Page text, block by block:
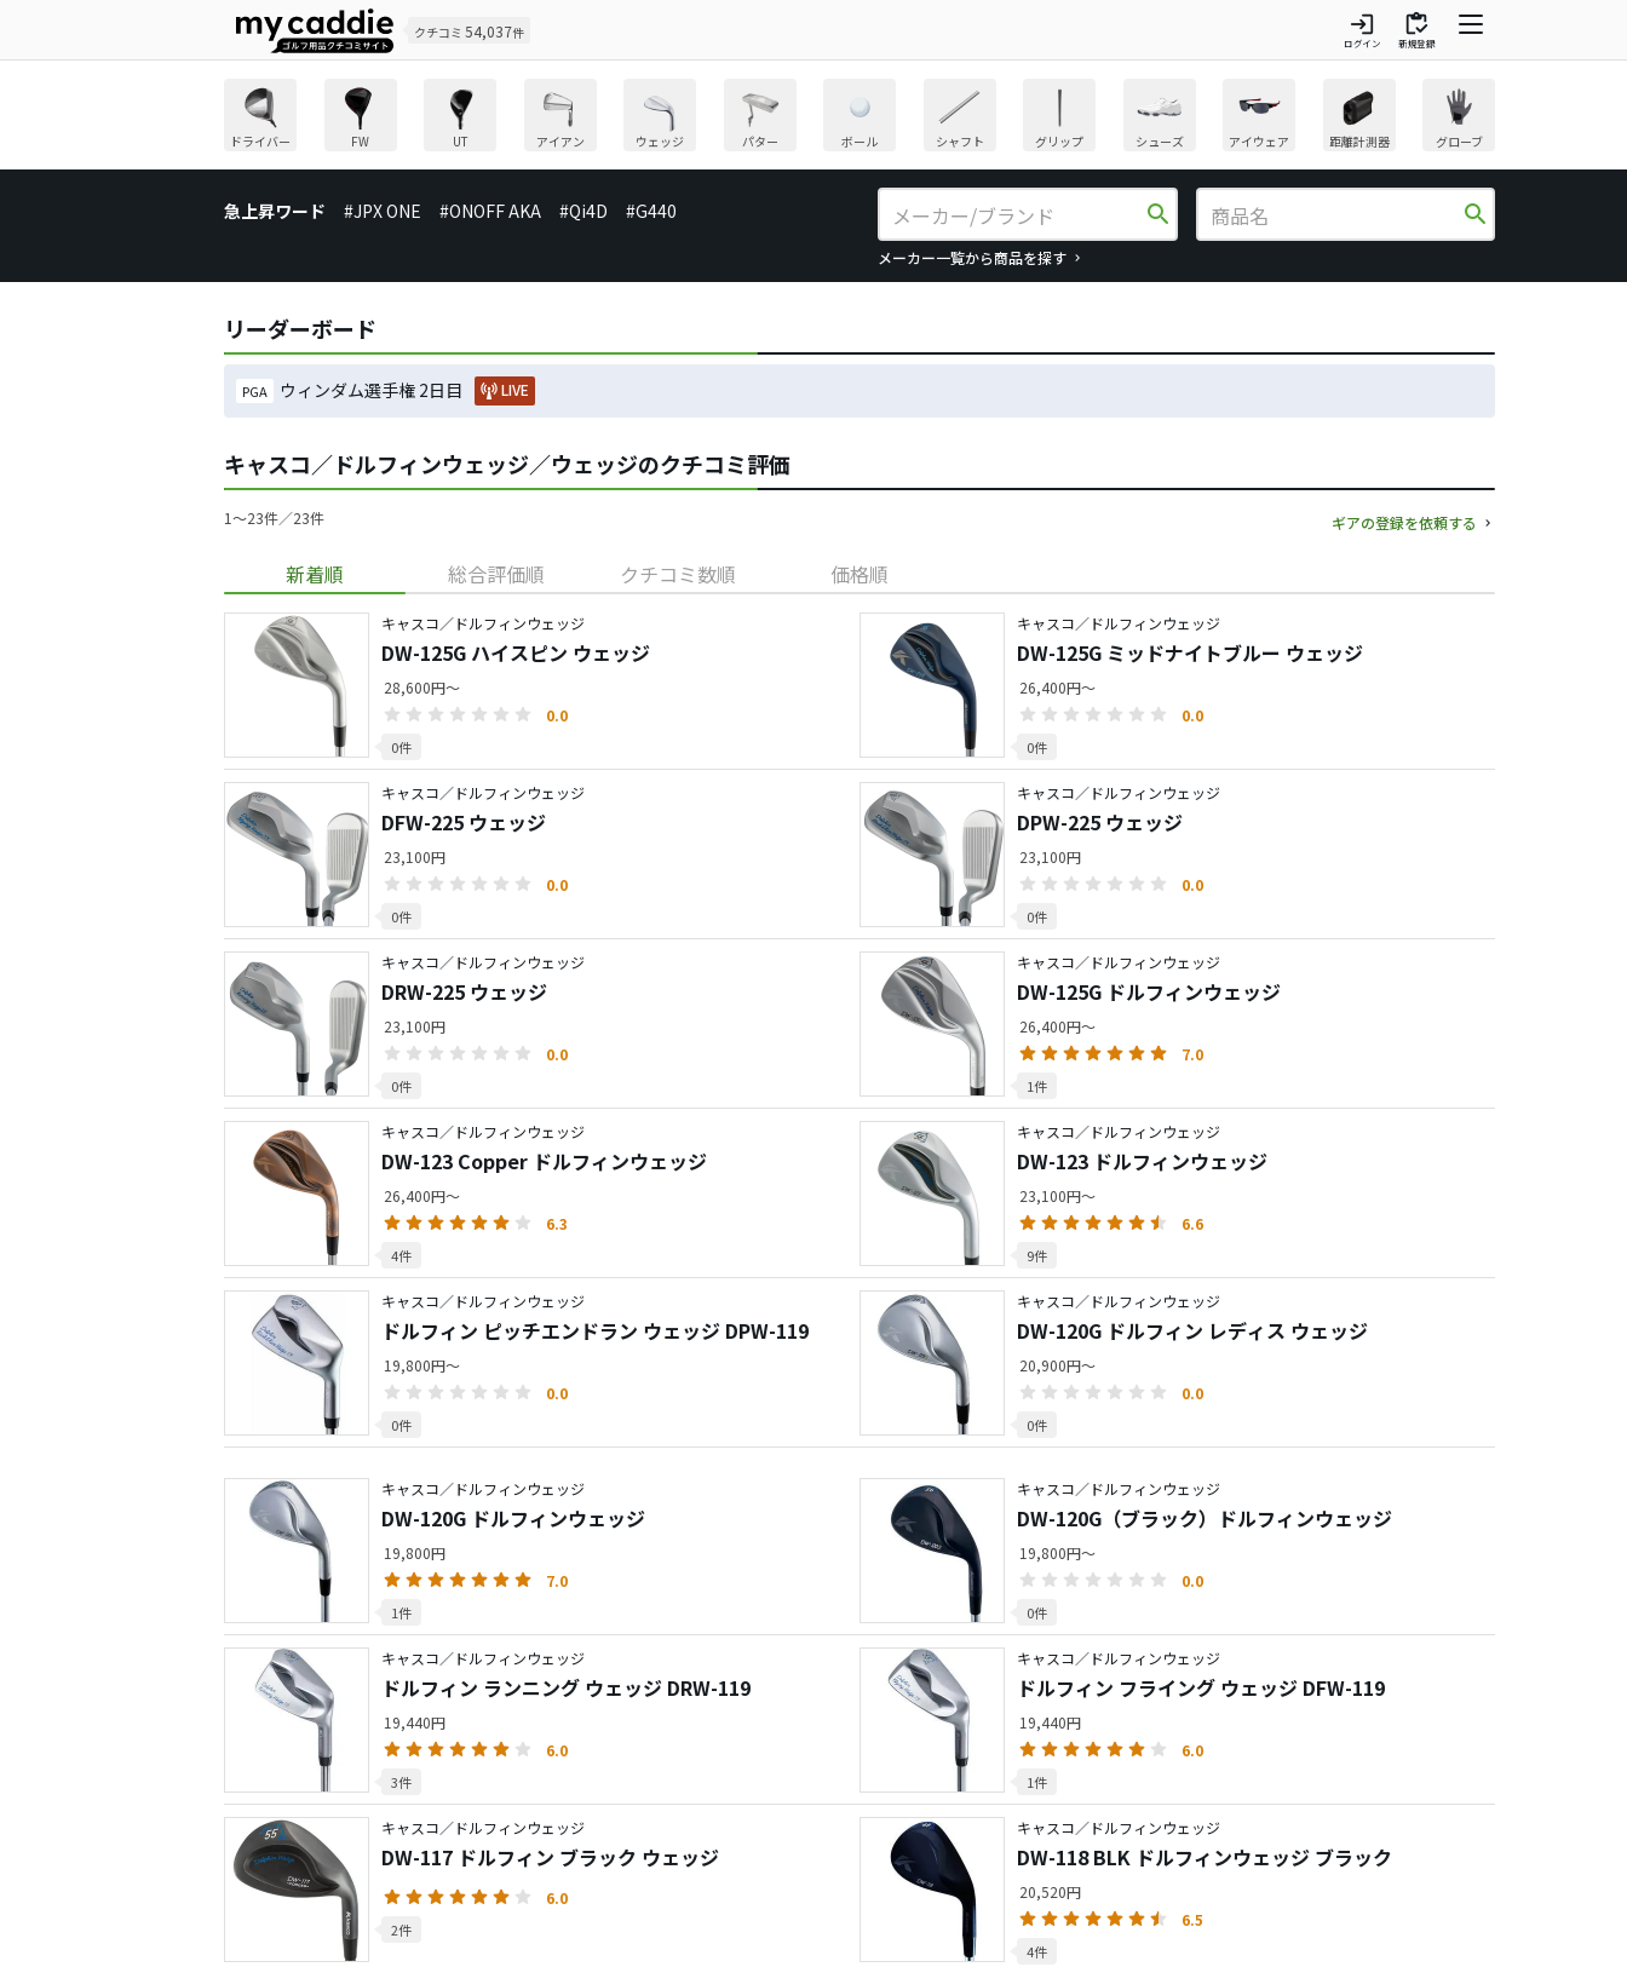
クチコミ 54,037件 login
ログイン
inventory
新規登録
ドライバー FW UT アイアン ウェッジ パター ボール シャフト グリップ シューズ アイウェア 距離計測器 グローブ
急上昇ワード #JPX ONE #ONOFF AKA #Qi4D #G440 search
メーカー一覧から商品を探す
search
リーダーボード
PGA ウィンダム選手権 2日目 LIVE
キャスコ／ドルフィンウェッジ／ウェッジのクチコミ評価
1〜23件／23件 ギアの登録を依頼する
新着順 総合評価順 クチコミ数順 価格順
キャスコ／ドルフィンウェッジ
DW-125G ハイスピン ウェッジ
28,600円～
0.0
0件
キャスコ／ドルフィンウェッジ
DW-125G ミッドナイトブルー ウェッジ
26,400円～
0.0
0件
キャスコ／ドルフィンウェッジ
DFW-225 ウェッジ
23,100円
0.0
0件
キャスコ／ドルフィンウェッジ
DPW-225 ウェッジ
23,100円
0.0
0件
キャスコ／ドルフィンウェッジ
DRW-225 ウェッジ
23,100円
0.0
0件
キャスコ／ドルフィンウェッジ
DW-125G ドルフィンウェッジ
26,400円～
7.0
1件
キャスコ／ドルフィンウェッジ
DW-123 Copper ドルフィンウェッジ
26,400円～
6.3
4件
キャスコ／ドルフィンウェッジ
DW-123 ドルフィンウェッジ
23,100円～
6.6
9件
キャスコ／ドルフィンウェッジ
ドルフィン ピッチエンドラン ウェッジ DPW-119
19,800円～
0.0
0件
キャスコ／ドルフィンウェッジ
DW-120G ドルフィン レディス ウェッジ
20,900円～
0.0
0件
キャスコ／ドルフィンウェッジ
DW-120G ドルフィンウェッジ
19,800円
7.0
1件
キャスコ／ドルフィンウェッジ
DW-120G（ブラック）ドルフィンウェッジ
19,800円～
0.0
0件
キャスコ／ドルフィンウェッジ
ドルフィン ランニング ウェッジ DRW-119
19,440円
6.0
3件
キャスコ／ドルフィンウェッジ
ドルフィン フライング ウェッジ DFW-119
19,440円
6.0
1件
キャスコ／ドルフィンウェッジ
DW-117 ドルフィン ブラック ウェッジ
6.0
2件
キャスコ／ドルフィンウェッジ
DW-118 BLK ドルフィンウェッジ ブラック
20,520円
6.5
4件